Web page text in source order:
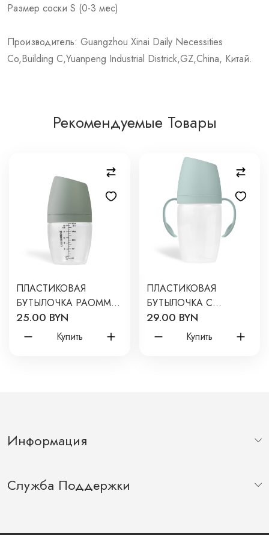
Размер соски S (0-3 мес)
Производитель: Guangzhou Xinai Daily Necessities
Co,Building C,Yuanpeng Industrial Districk,GZ,China, Китай.
Рекомендуемые Товары
ПЛАСТИКОВАЯ
БУТЫЛОЧКА PAOMMA
180 МЛ ЦВЕТ: SAGE
25.00 BYN
Купить
ПЛАСТИКОВАЯ
БУТЫЛОЧКА С
РУЧКАМИ PAOMMA
240 МЛ ЦВЕТ: SAGE
29.00 BYN
Купить
Информация
Служба Поддержки